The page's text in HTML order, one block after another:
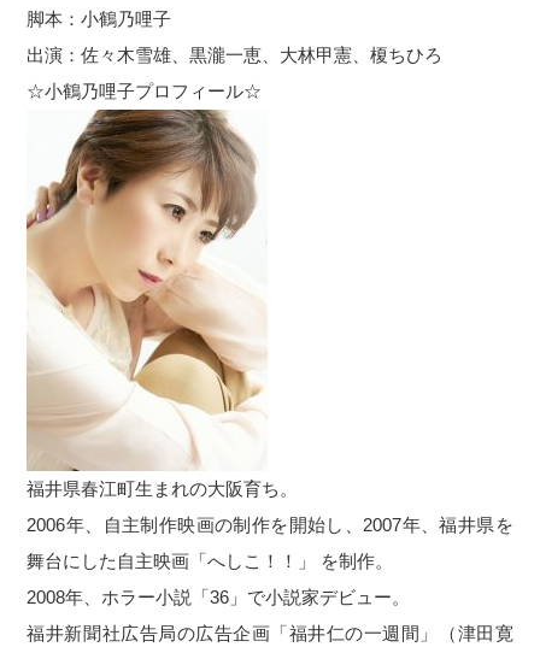
脚本：小鶴乃哩子
出演：佐々木雪雄、黒瀧一恵、大林甲憲、榎ちひろ
☆小鶴乃哩子プロフィール☆
福井県春江町生まれの大阪育ち。
2006年、自主制作映画の制作を開始し、2007年、福井県を
舞台にした自主映画「へしこ！！」 を制作。
2008年、ホラー小説「36」で小説家デビュー。
福井新聞社広告局の広告企画「福井仁の一週間」（津田寛